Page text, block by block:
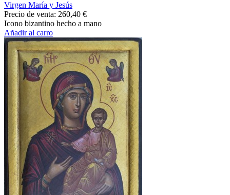
Virgen María y Jesús
Precio de venta: 260,40 €
Icono bizantino hecho a mano
Añadir al carro